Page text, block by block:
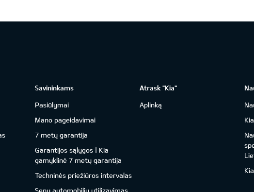
Savininkams
Pasiūlymai
Mano pageidavimai
7 metų garantija
Garantijos sąlygos | Kia
gamyklinė 7 metų garantija
Techninės priežiūros intervalas
Senų automobilių utilizavimas
Atrask "Kia"
Aplinką